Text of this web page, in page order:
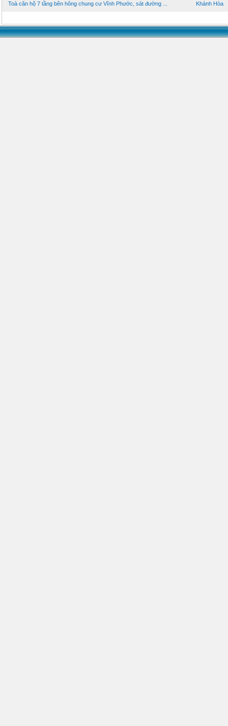
Toà căn hộ 7 tầng bên hông chung cư Vĩnh Phước, sát đường ... Khánh Hòa